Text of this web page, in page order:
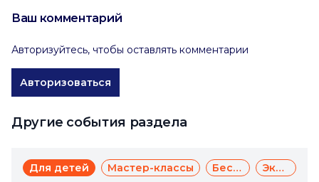
Ваш комментарий
Авторизуйтесь, чтобы оставлять комментарии
Авторизоваться
Другие события раздела
Для детей Мастер-классы Бесплатно Экология